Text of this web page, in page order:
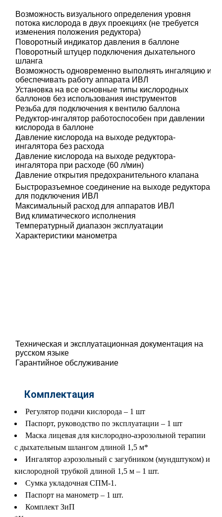
Возможность визуального определения уровня
потока кислорода в двух проекциях (не требуется
изменения положения редуктора)
Поворотный индикатор давления в баллоне
Поворотный штуцер подключения дыхательного
шланга
Возможность одновременно выполнять ингаляцию и
обеспечивать работу аппарата ИВЛ
Установка на все основные типы кислородных
баллонов без использования инструментов
Резьба для подключения к вентилю баллона
Редуктор-ингалятор работоспособен при давлении
кислорода в баллоне
Давление кислорода на выходе редуктора-
ингалятора без расхода
Давление кислорода на выходе редуктора-
ингалятора при расходе (60 л/мин)
Давление открытия предохранительного клапана
Быстроразъемное соединение на выходе редуктора
для подключения ИВЛ
Максимальный расход для аппаратов ИВЛ
Вид климатического исполнения
Температурный диапазон эксплуатации
Характеристики манометра
Техническая и эксплуатационная документация на
русском языке
Гарантийное обслуживание
Комплектация
Регулятор подачи кислорода – 1 шт
Паспорт, руководство по эксплуатации – 1 шт
Маска лицевая для кислородно-аэрозольной терапии
с дыхательным шлангом длиной 1,5 м*
Ингалятор аэрозольный с загубником (мундштуком) и
кислородной трубкой длиной 1,5 м – 1 шт.
Сумка укладочная СПМ-1.
Паспорт на манометр – 1 шт.
Комплект ЗиП